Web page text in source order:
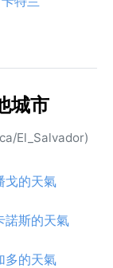
城市
El_Salvador)
的天氣
斯的天氣
的天氣